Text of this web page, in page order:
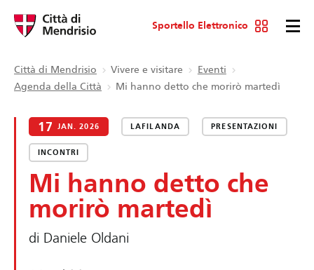
Sportello Elettronico
Città di Mendrisio Vivere e visitare
Eventi
Agenda della Città
Mi hanno detto che morirò martedì
17 JAN. 2026 LAFILANDA PRESENTAZIONI
INCONTRI
Mi hanno detto che
morirò martedì
di Daniele Oldani